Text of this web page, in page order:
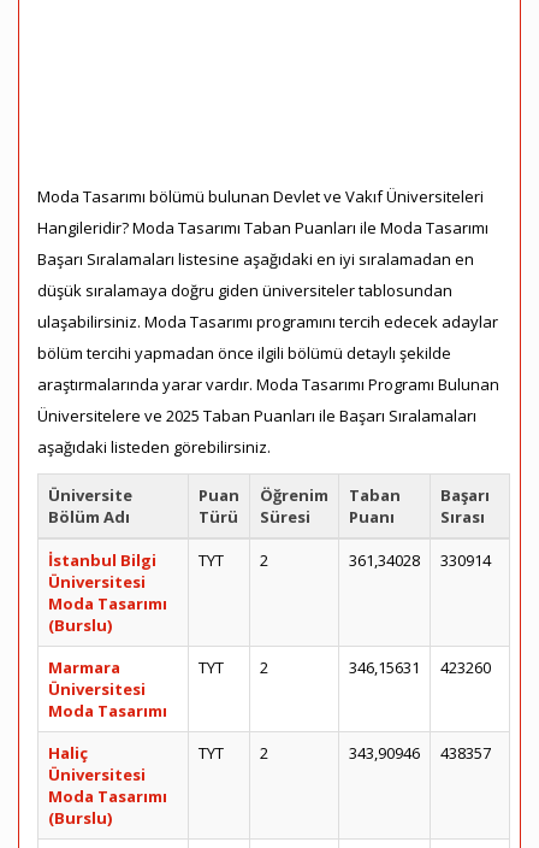
Moda Tasarımı bölümü bulunan Devlet ve Vakıf Üniversiteleri
Hangileridir? Moda Tasarımı Taban Puanları ile Moda Tasarımı
Başarı Sıralamaları listesine aşağıdaki en iyi sıralamadan en
düşük sıralamaya doğru giden üniversiteler tablosundan
ulaşabilirsiniz. Moda Tasarımı programını tercih edecek adaylar
bölüm tercihi yapmadan önce ilgili bölümü detaylı şekilde
araştırmalarında yarar vardır. Moda Tasarımı Programı Bulunan
Üniversitelere ve 2025 Taban Puanları ile Başarı Sıralamaları
aşağıdaki listeden görebilirsiniz.
Üniversite
Bölüm Adı
Puan
Türü
Öğrenim
Süresi
Taban
Puanı
Başarı
Sırası
İstanbul Bilgi
Üniversitesi
Moda Tasarımı
(Burslu)
TYT 2 361,34028 330914
Marmara
Üniversitesi
Moda Tasarımı
TYT 2 346,15631 423260
Haliç
Üniversitesi
Moda Tasarımı
(Burslu)
TYT 2 343,90946 438357